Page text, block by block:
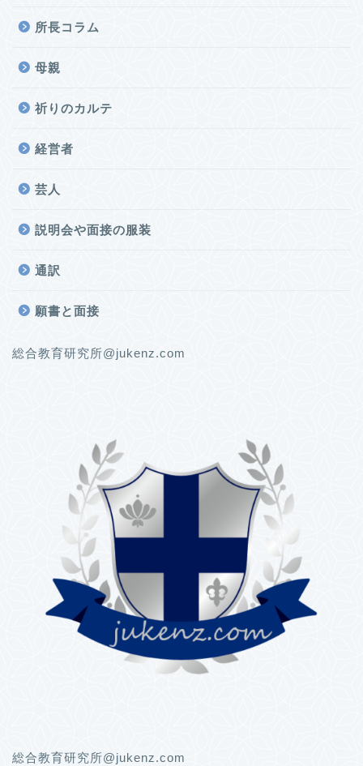
所長コラム
母親
祈りのカルテ
経営者
芸人
説明会や面接の服装
通訳
願書と面接
総合教育研究所@jukenz.com
総合教育研究所@jukenz.com